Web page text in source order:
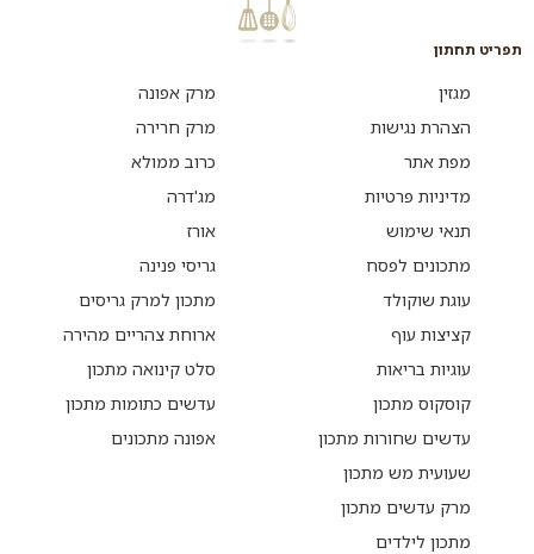
תפריט תחתון
מגזין
הצהרת נגישות
מפת אתר
מדיניות פרטיות
תנאי שימוש
מתכונים לפסח
עוגת שוקולד
קציצות עוף
עוגיות בריאות
קוסקוס מתכון
עדשים שחורות מתכון
שעועית מש מתכון
מרק עדשים מתכון
מתכון לילדים
מרק אפונה
מרק חרירה
כרוב ממולא
מג'דרה
אורז
גריסי פנינה
מתכון למרק גריסים
ארוחת צהריים מהירה
סלט קינואה מתכון
עדשים כתומות מתכון
אפונה מתכונים